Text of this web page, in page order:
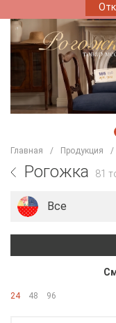
Главная Продукция
Рогожка 81
Все
24 48 96